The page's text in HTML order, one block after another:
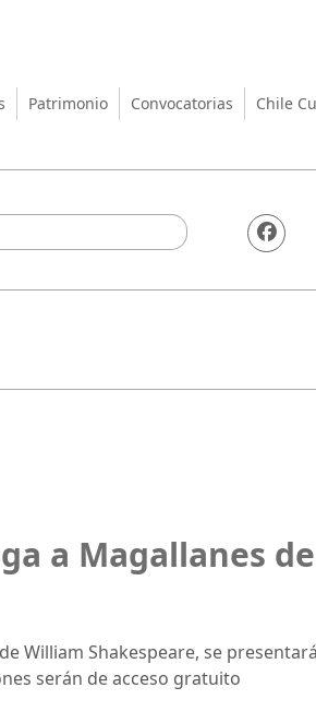
las Artes y el
Patrimonio Convocatorias Chile
a Magallanes
William Shakespeare, se
serán de acceso gratuito